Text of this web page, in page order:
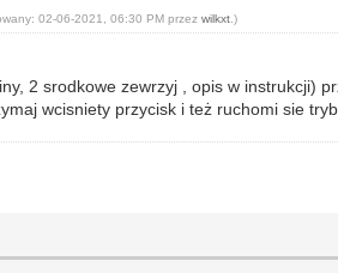
02-06-2021, 06:30 PM przez wilkxt .)
2 srodkowe zewrzyj , opis w
wcisniety przycisk i też ruchomi sie